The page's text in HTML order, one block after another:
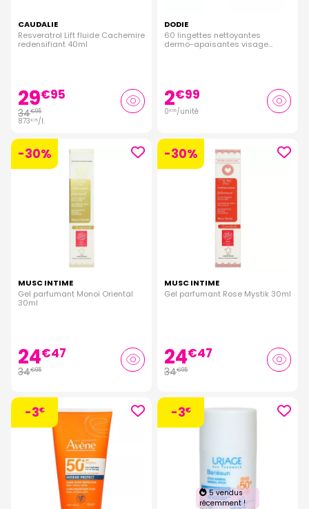
CAUDALIE
Resveratrol Lift fluide Cachemire
redensifiant 40ml
29€95
34€95
873€75/l.
DODIE
60 lingettes nettoyantes
dermo-apaisantes visage
2€99
0€05/unité
-30%
MUSC INTIME
Gel parfumant Monoï Oriental
30ml
24€47
34€95
-30%
MUSC INTIME
Gel parfumant Rose Mystik 30ml
24€47
34€95
-3€ -3€
5 vendus
récemment !